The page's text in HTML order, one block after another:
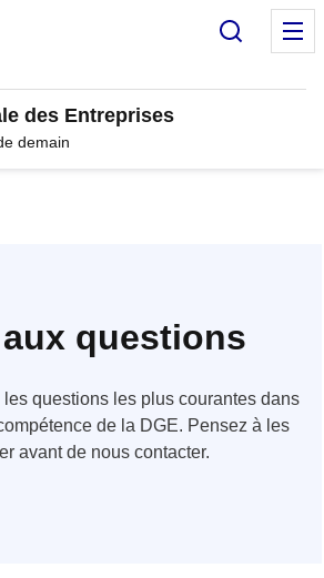
cookies
des Entreprises
demain
questions
questions les plus courantes dans
de la DGE. Pensez à les
avant de nous contacter.